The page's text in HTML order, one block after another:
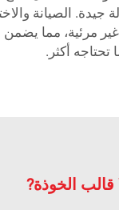
الصيانة
مرئية، مما
أكثر.